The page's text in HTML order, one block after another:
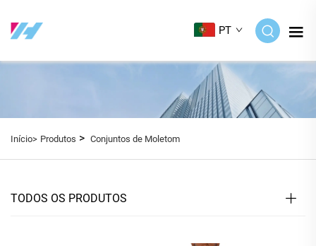
PT
Início> Produtos > Conjuntos de Moletom
TODOS OS PRODUTOS